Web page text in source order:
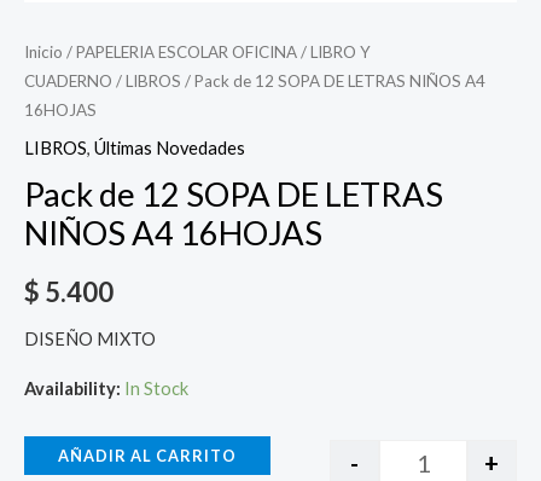
Inicio /PAPELERIA ESCOLAR OFICINA/LIBRO Y
CUADERNO /LIBROS / Pack de 12 SOPA DE LETRAS NIÑOS A4
16HOJAS
LIBROS, Últimas Novedades
Pack de 12 SOPA DE LETRAS
NIÑOS A4 16HOJAS
$ 5.400
DISEÑO MIXTO
Availability: In Stock
- +
AÑADIR AL CARRITO